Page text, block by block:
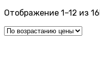
Отображение 1–12 из 16